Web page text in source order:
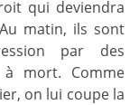
qui deviendra
matin, ils sont
par des
mort. Comme
on lui coupe la